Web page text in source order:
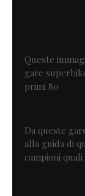
Queste
gare
primi 80
Da queste
alla guida di
campioni